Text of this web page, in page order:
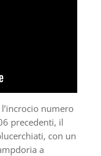
numero
precedenti, il
con un
a